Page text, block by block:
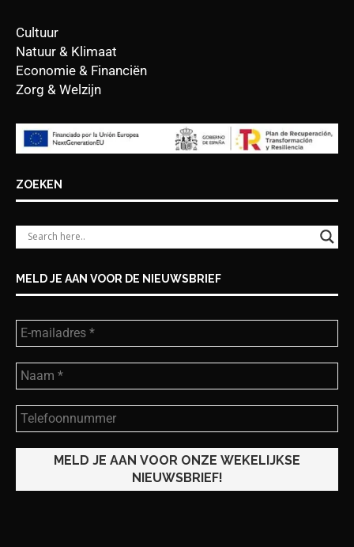
Cultuur
Natuur & Klimaat
Economie & Financiën
Zorg & Welzijn
ZOEKEN
MELD JE AAN VOOR DE NIEUWSBRIEF